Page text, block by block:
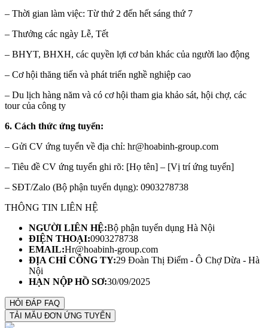
– Thời gian làm việc: Từ thứ 2 đến hết sáng thứ 7
– Thưởng các ngày Lễ, Tết
– BHYT, BHXH, các quyền lợi cơ bản khác của người lao động
– Cơ hội thăng tiến và phát triển nghề nghiệp cao
– Du lịch hàng năm và có cơ hội tham gia khảo sát, hội chợ, các
tour của công ty
6. Cách thức ứng tuyển:
– Gửi CV ứng tuyển về địa chỉ: hr@hoabinh-group.com
– Tiêu đề CV ứng tuyển ghi rõ: [Họ tên] – [Vị trí ứng tuyển]
– SĐT/Zalo (Bộ phận tuyển dụng): 0903278738
THÔNG TIN LIÊN HỆ
NGƯỜI LIÊN HỆ:Bộ phận tuyển dụng Hà Nội
ĐIỆN THOẠI:0903278738
EMAIL:Hr@hoabinh-group.com
ĐỊA CHỈ CÔNG TY:29 Đoàn Thị Điểm - Ô Chợ Dừa - Hà
Nội
HẠN NỘP HỒ SƠ:30/09/2025